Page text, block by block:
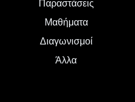
Παραστάσεις
Μαθήματα
Διαγωνισμοί
Άλλα